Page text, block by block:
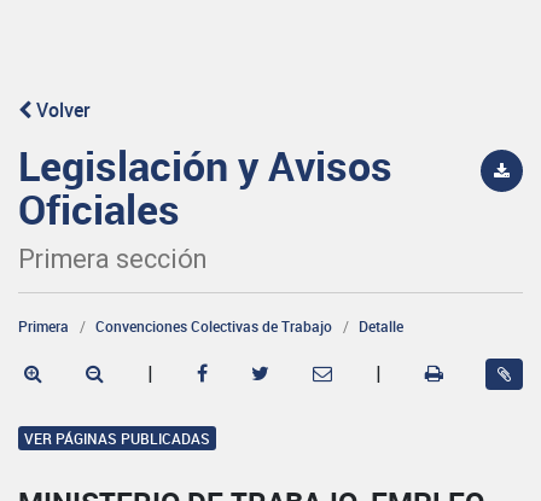
Volver
Legislación y Avisos
Oficiales
Primera sección
Primera Convenciones Colectivas de Trabajo Detalle
| |
VER PÁGINAS PUBLICADAS